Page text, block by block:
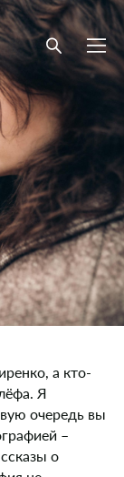
а кто-
Я
очередь вы
–
о